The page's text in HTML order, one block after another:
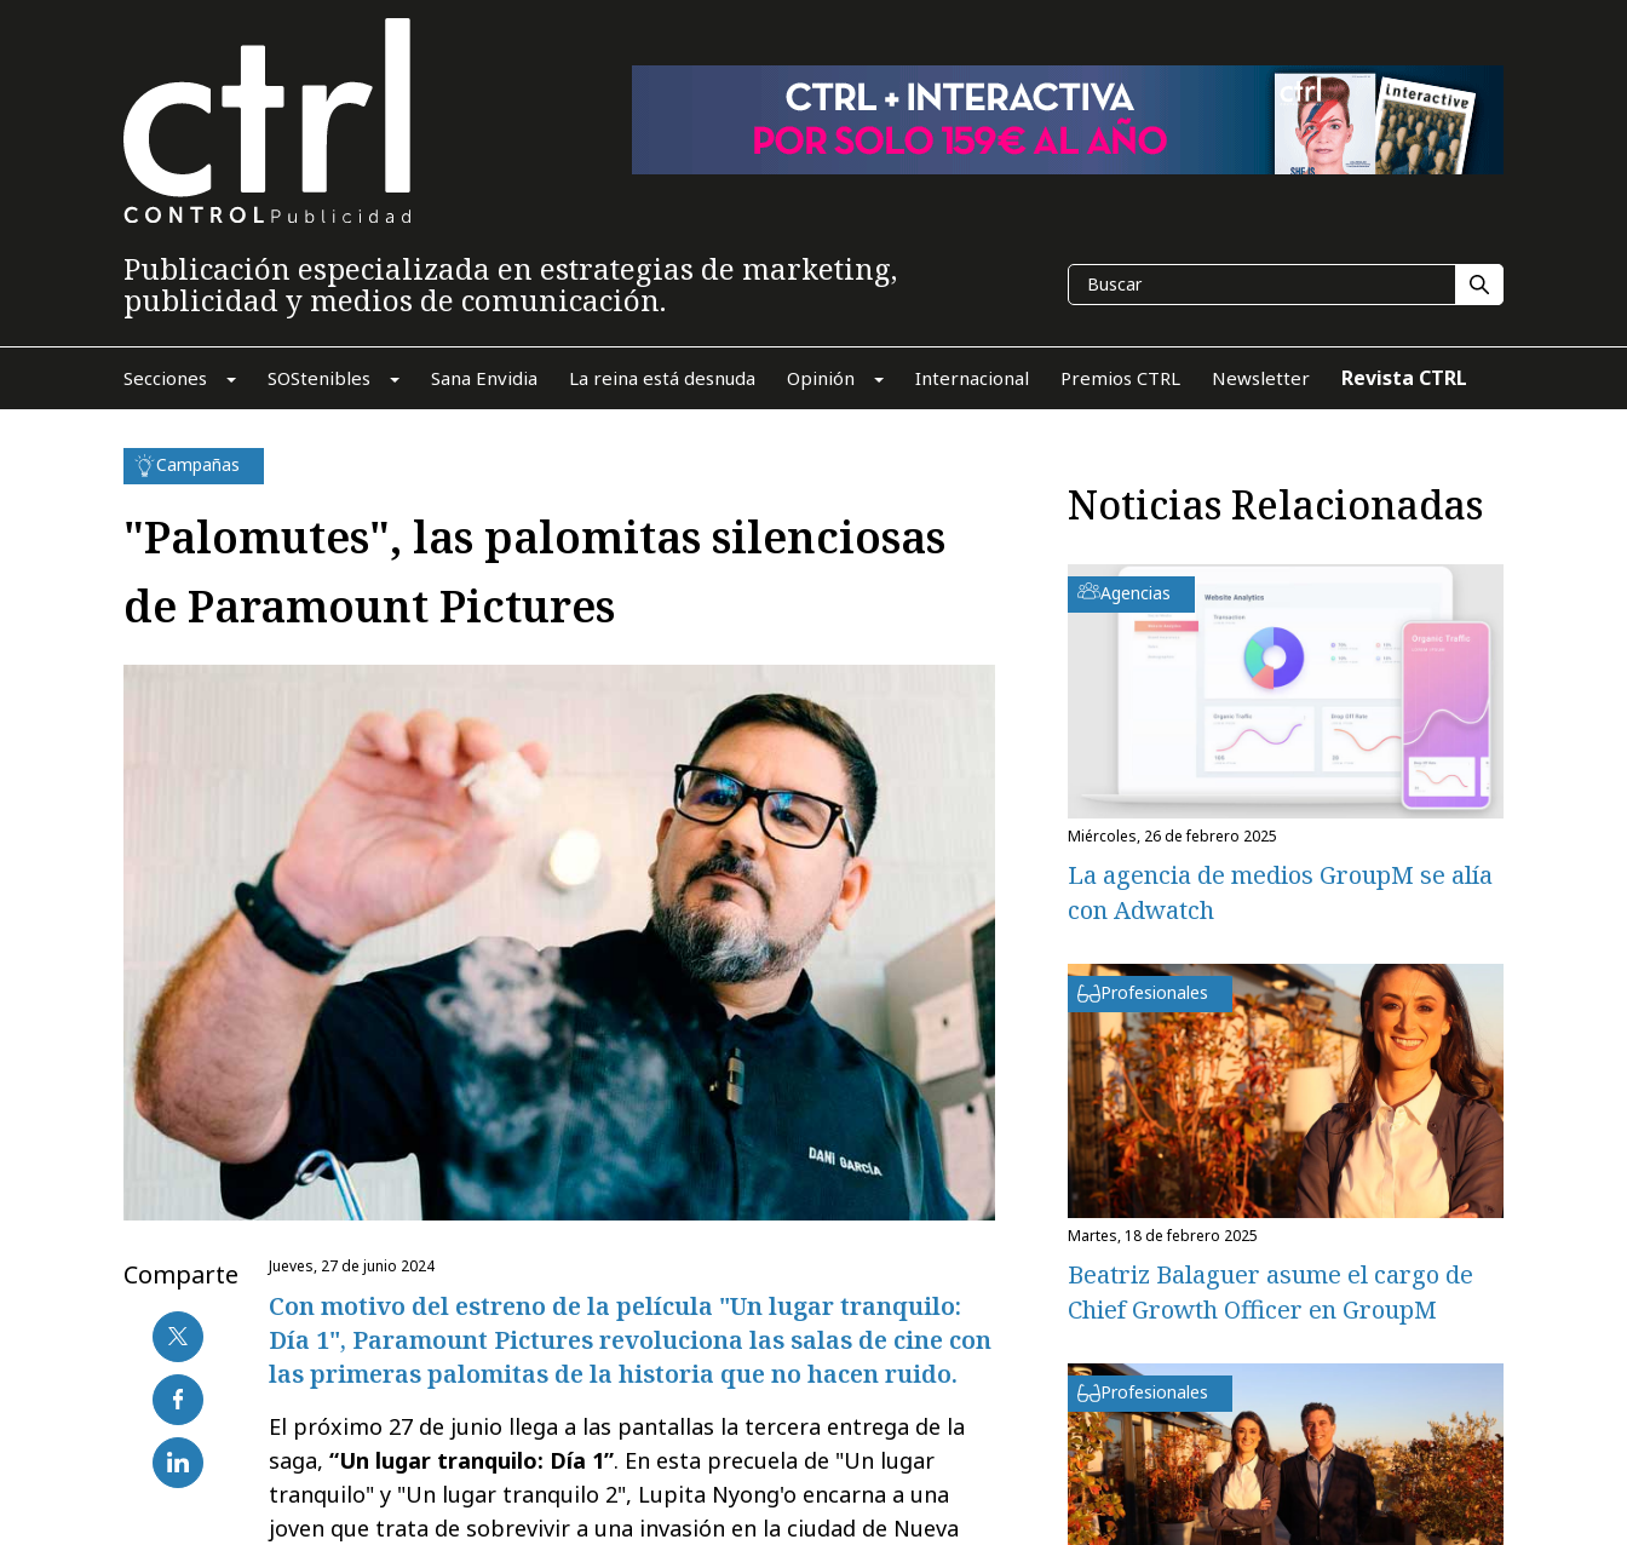
Publicación especializada en estrategias de marketing,
publicidad y medios de comunicación.
Secciones SOStenibles Sana Envidia La reina está desnuda Opinión Internacional Premios CTRL Newsletter Revista CTRL
Campañas
"Palomutes", las palomitas silenciosas
de Paramount Pictures
Comparte jueves, 27 de junio 2024
Con motivo del estreno de la película "Un lugar tranquilo:
Día 1", Paramount Pictures revoluciona las salas de cine con
las primeras palomitas de la historia que no hacen ruido.
El próximo 27 de junio llega a las pantallas la tercera entrega de la
saga, “Un lugar tranquilo: Día 1”. En esta precuela de "Un lugar
tranquilo" y "Un lugar tranquilo 2", Lupita Nyong'o encarna a una
joven que trata de sobrevivir a una invasión en la ciudad de Nueva
Noticias Relacionadas
Agencias
miércoles, 26 de febrero 2025
La agencia de medios GroupM se alía
con Adwatch
Profesionales
martes, 18 de febrero 2025
Beatriz Balaguer asume el cargo de
Chief Growth Officer en GroupM
Profesionales